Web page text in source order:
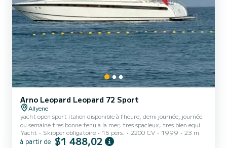
Arno Leopard Leopard 72 Sport
Allyene
yacht open sport italien disponible à l'heure, demi journée, journée
ou semaine tres bonne tenu a la mer, tres spacieux, tres bien equipé
confortable, consommation raisonable
Yacht Skipper obligatoire 15 pers. 2200 CV 1999 23 m
à partir de $1 488,02